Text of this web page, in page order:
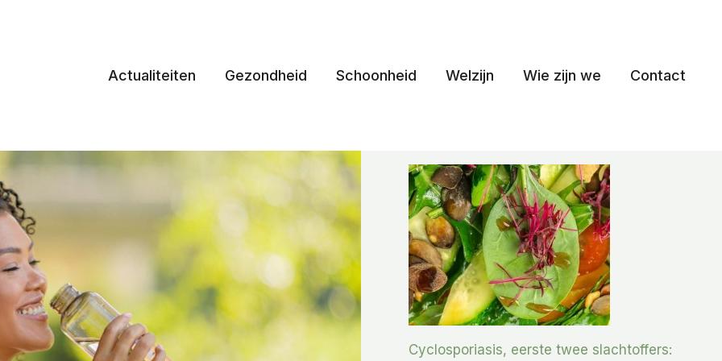
Actualiteiten Gezondheid Schoonheid Welzijn Wie zijn we Contact
Cyclosporiasis, eerste twee slachtoffers: